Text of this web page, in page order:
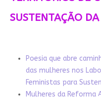
SUSTENTAÇÃO
Poesia que abre
das mulheres nos
Feministas para
Mulheres da Reforma